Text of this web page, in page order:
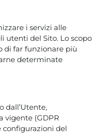
i servizi alle
utenti del Sito. Lo scopo
di far funzionare più
determinate
dall’Utente,
vigente (GDPR
configurazioni del